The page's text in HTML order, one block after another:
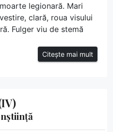
legionară. Mari
clară, roua visului
Fulger viu de stemă
Citește mai mult